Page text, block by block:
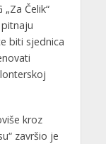
Čelik“
biti sjednica
kroz
završio je